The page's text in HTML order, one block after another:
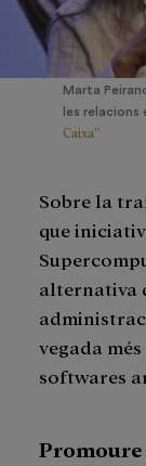
Marta
les
Caixa”
Sobre la
que
alternativa
vegada
softwares
Promoure